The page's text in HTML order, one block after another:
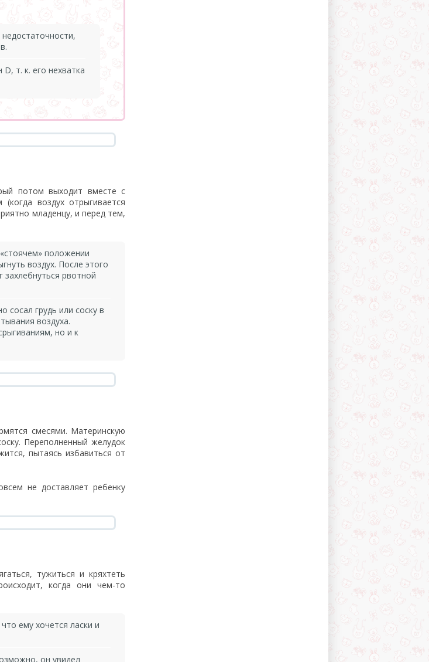
т. к. его нехватка
потом выходит вместе с
воздух отрыгивается
младенцу, и перед тем,
положении
воздух. После этого
рвотной
сосал грудь или соску в
воздуха.
но и к
смесями. Материнскую
Переполненный желудок
пытаясь избавиться от
не доставляет ребенку
тужиться и кряхтеть
когда они чем-то
ему хочется ласки и
он увидел